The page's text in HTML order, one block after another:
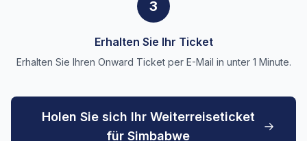
3
Erhalten Sie Ihr Ticket
Erhalten Sie Ihren Onward Ticket per E-Mail in unter 1 Minute.
Holen Sie sich Ihr Weiterreiseticket
für Simbabwe